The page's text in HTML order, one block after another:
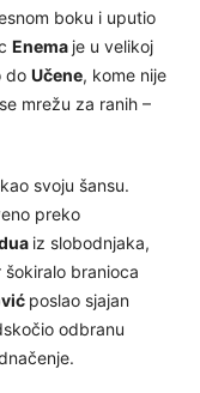
boku i uputio
Enema je u velikoj
do Učene, kome nije
mrežu za ranih –
svoju šansu.
preko
iz slobodnjaka,
branioca
poslao sjajan
odbranu